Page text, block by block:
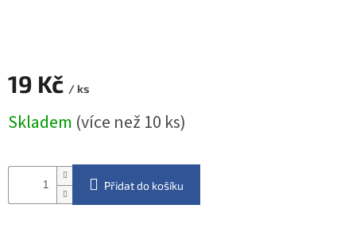
19 Kč / ks
cena:
Skladem (více než 10 ks)
Přidat do košíku